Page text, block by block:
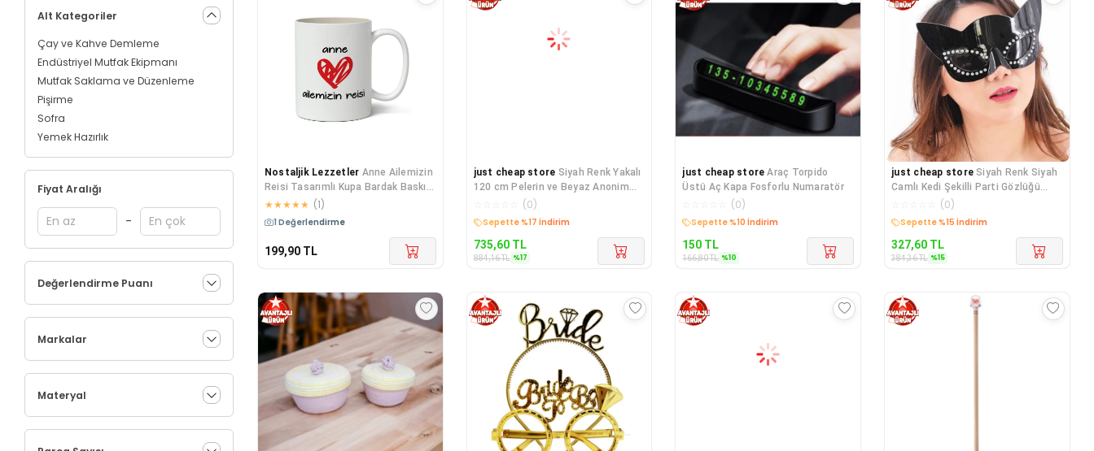
Alt Kategoriler
Çay ve Kahve Demleme
Endüstriyel Mutfak Ekipmanı
Mutfak Saklama ve Düzenleme
Pişirme
Sofra
Yemek Hazırlık
Fiyat Aralığı
-
Değerlendirme Puanı
Markalar
Materyal
Nostaljik Lezzetler Anne Ailemizin
Reisi Tasarımlı Kupa Bardak Baskılı
Kahve Kupa Bar
★★★★★ (1)
Kargo Bedava
199,90 TL
just cheap store Siyah Renk Yakalı
120 cm Pelerin ve Beyaz Anonim
(0)
Kargo Bedava
735,60 TL
884,16TL %17
just cheap store Araç Torpido
Üstü Aç Kapa Fosforlu Numaratör
(0)
Kargo Bedava
150 TL
166,80TL %10
just cheap store Siyah Renk Siyah
Camlı Kedi Şekilli Parti Gözlüğü
(0)
Kargo Bedava
327,60 TL
384,36TL %15